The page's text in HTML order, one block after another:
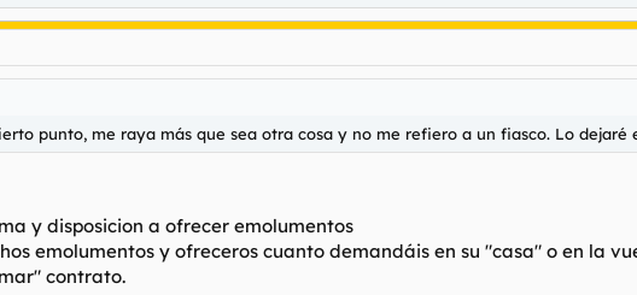
punto, me raya más que sea otra cosa y no me refiero a un fiasco. Lo dejaré
y disposicion a ofrecer emolumentos
emolumentos y ofreceros cuanto demandáis en su "casa" o en la
contrato.